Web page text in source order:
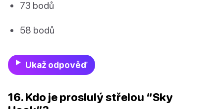
73 bodů
58 bodů
Ukaž odpověď
16. Kdo je proslulý střelou “Sky